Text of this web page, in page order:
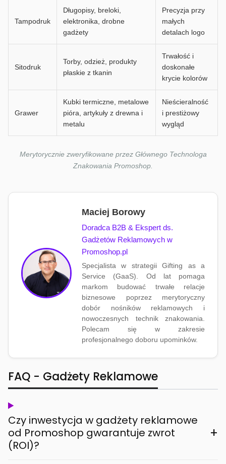
Tampodruk
Długopisy, breloki,
elektronika, drobne
gadżety
Precyzja przy
małych
detalach logo
Sitodruk
Torby, odzież, produkty
płaskie z tkanin
Trwałość i
doskonałe
krycie kolorów
Grawer
Kubki termiczne, metalowe
pióra, artykuły z drewna i
metalu
Nieścieralność
i prestiżowy
wygląd
Merytorycznie zweryfikowane przez Głównego Technologa
Znakowania Promoshop.
Maciej Borowy
Doradca B2B & Ekspert ds.
Gadżetów Reklamowych w
Promoshop.pl
Specjalista w strategii Gifting as a
Service (GaaS). Od lat pomaga
markom budować trwałe relacje
biznesowe poprzez merytoryczny
dobór nośników reklamowych i
nowoczesnych technik znakowania.
Polecam się w zakresie
profesjonalnego doboru upominków.
FAQ - Gadżety Reklamowe
Czy inwestycja w gadżety reklamowe
od Promoshop gwarantuje zwrot
(ROI)?
+